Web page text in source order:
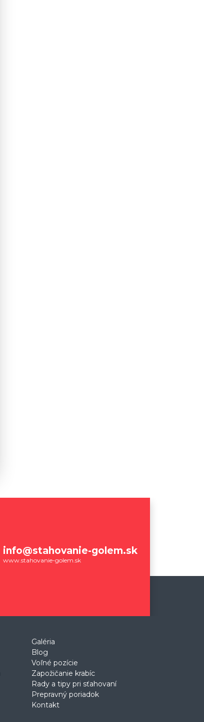
info@stahovanie-golem.sk
www.stahovanie-golem.sk
Galéria
Blog
Voľné pozície
Zapožičanie krabíc
Rady a tipy pri sťahovaní
Prepravný poriadok
Kontakt